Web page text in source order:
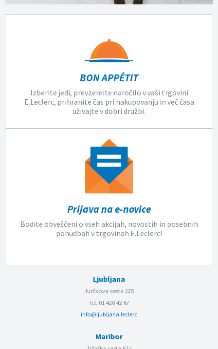
BON APPÉTIT
Izberite jedi, prevzemite naročilo v vaši trgovini
E.Leclerc, prihranite čas pri nakupovanju in več časa
uživajte v dobri družbi.
Prijava na e-novice
Bodite obveščeni o vseh akcijah, novostih in posebnih
ponudbah v trgovinah E.Leclerc!
Ljubljana
Jurčkova cesta 225
Tel. 01 420 42 67
info@ljubljana.leclerc
Maribor